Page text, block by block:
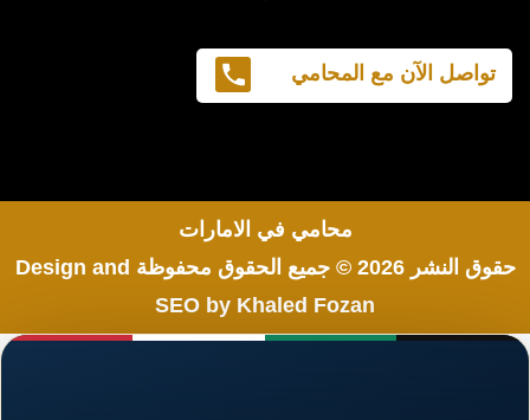
تواصل الآن مع المحامي
محامي في الامارات
حقوق النشر 2026 © جميع الحقوق محفوظة
Design and
SEO by Khaled Fozan
اشهر محامي في البحرين